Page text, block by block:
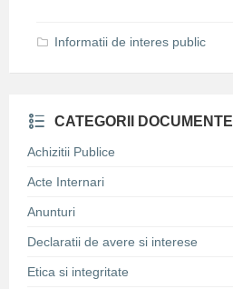
Informatii de interes public
CATEGORII DOCUMENTE
Achizitii Publice
Acte Internari
Anunturi
Declaratii de avere si interese
Etica si integritate